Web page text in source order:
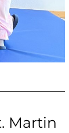
Martin